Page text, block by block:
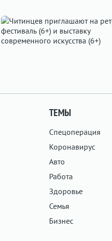
ТЕМЫ
Спецоперация
Коронавирус
Авто
Работа
Здоровье
Семья
Бизнес